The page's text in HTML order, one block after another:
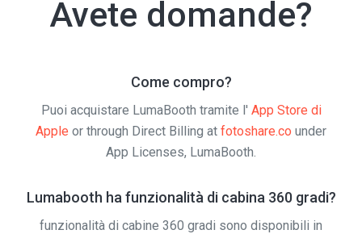
Avete domande?
Come compro?
Puoi acquistare LumaBooth tramite l' App Store di
Apple or through Direct Billing at fotoshare.co under
App Licenses, LumaBooth.
Lumabooth ha funzionalità di cabina 360 gradi?
funzionalità di cabine 360 gradi sono disponibili in